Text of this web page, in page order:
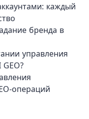
каждый
бренда в
управления
операций